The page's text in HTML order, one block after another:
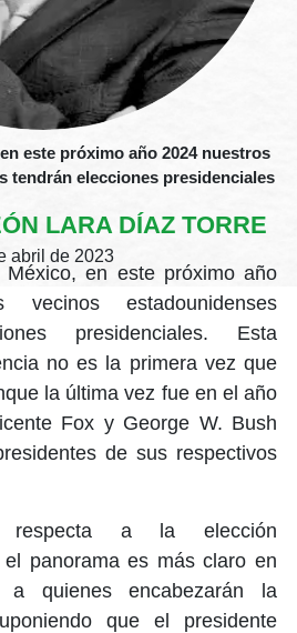
este próximo año 2024 nuestros
tendrán elecciones presidenciales
LARA DÍAZ TORRE
abril de 2023
en este próximo año
vecinos estadounidenses
presidenciales. Esta
no es la primera vez que
la última vez fue en el año
Fox y George W. Bush
de sus respectivos
a la elección
el panorama es más claro en
quienes encabezarán la
que el presidente